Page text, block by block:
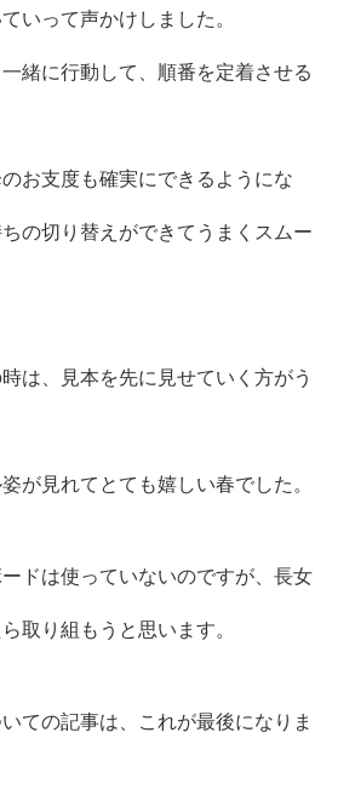
いって声かけしました。
緒に行動して、順番を定着させる
お支度も確実にできるようにな
の切り替えができてうまくスムー
は、見本を先に見せていく方がう
が見れてとても嬉しい春でした。
ドは使っていないのですが、長女
取り組もうと思います。
ての記事は、これが最後になりま